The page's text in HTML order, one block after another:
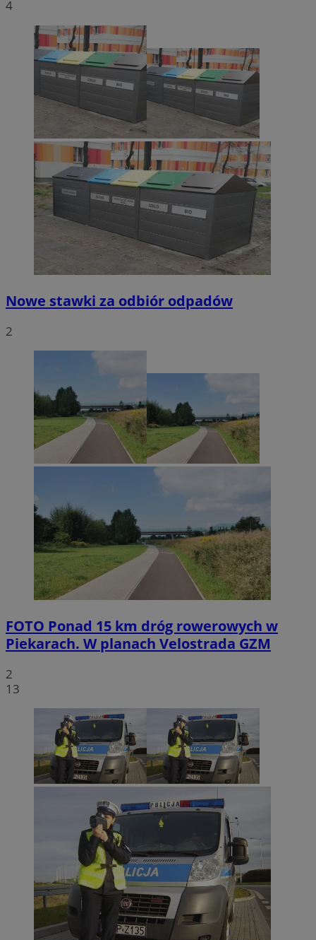
4
Nowe stawki za odbiór odpadów
2
FOTO Ponad 15 km dróg rowerowych w
Piekarach. W planach Velostrada GZM
2
13